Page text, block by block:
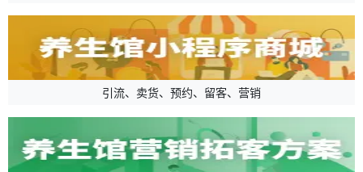
引流、卖货、预约、留客、营销